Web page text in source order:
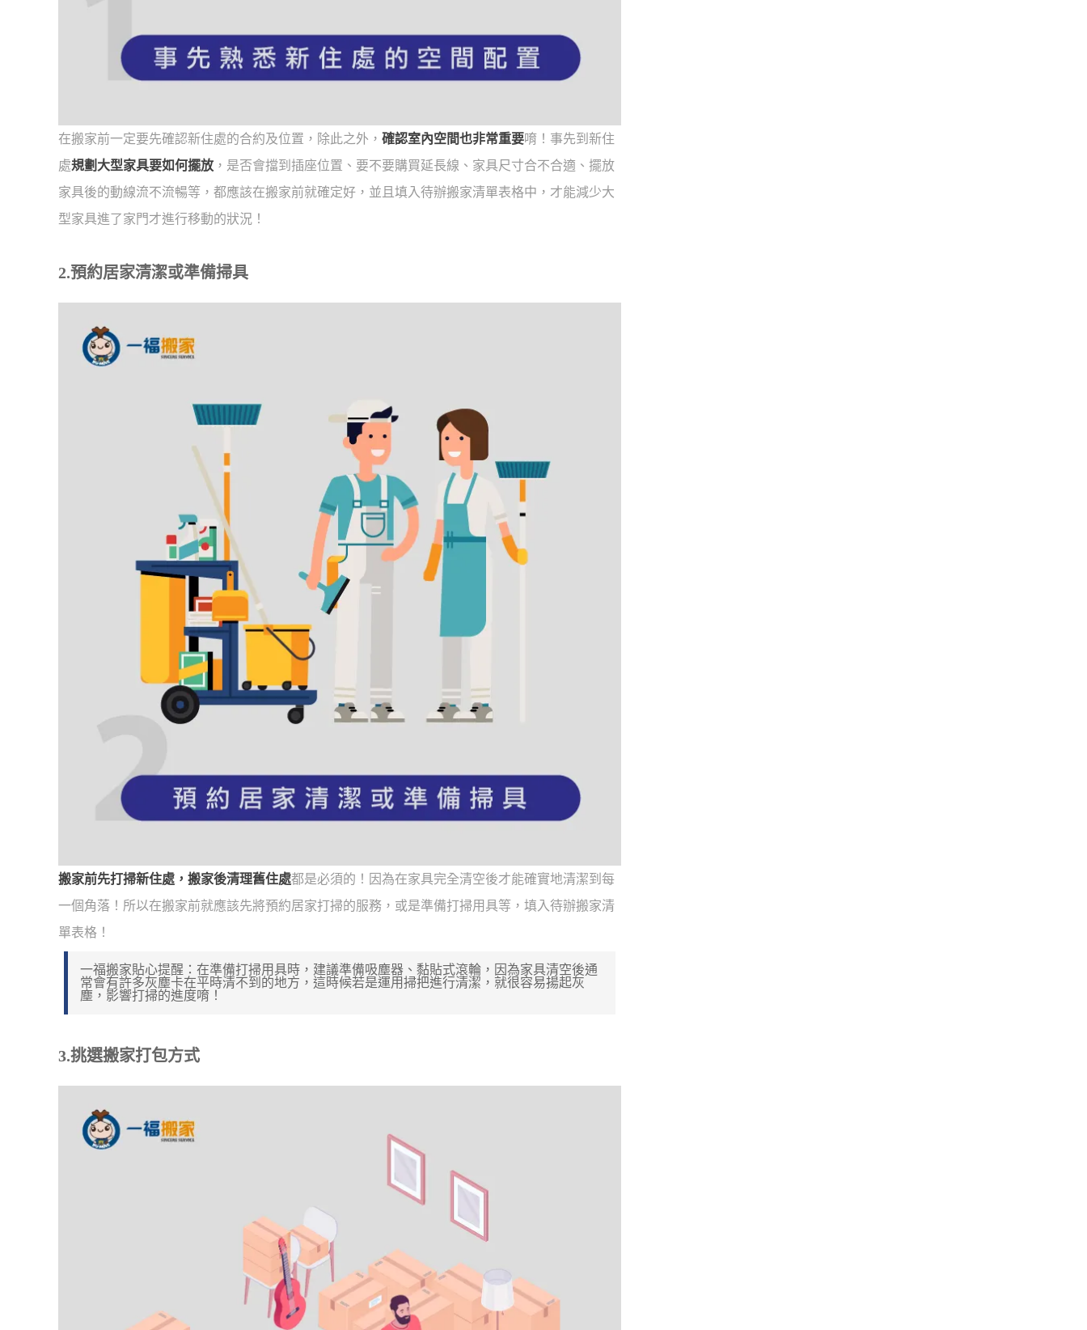
在搬家前一定要先確認新住處的合約及位置，除此之外， 確認室內空間也非常重要唷！事先到新住
處規劃大型家具要如何擺放 ，是否會擋到插座位置、要不要購買延長線、家具尺寸合不合適、擺放
家具後的動線流不流暢等，都應該在搬家前就確定好，並且填入待辦搬家清單表格中，才能減少大
型家具進了家門才進行移動的狀況！
2.預約居家清潔或準備掃具
搬家前先打掃新住處，搬家後清理舊住處都是必須的！因為在家具完全清空後才能確實地清潔到每
一個角落！所以在搬家前就應該先將預約居家打掃的服務，或是準備打掃用具等，填入待辦搬家清
單表格！
一福搬家貼心提醒：在準備打掃用具時，建議準備吸塵器、黏貼式滾輪，因為家具清空後通
常會有許多灰塵卡在平時清不到的地方，這時候若是運用掃把進行清潔，就很容易揚起灰
塵，影響打掃的進度唷！
3.挑選搬家打包方式